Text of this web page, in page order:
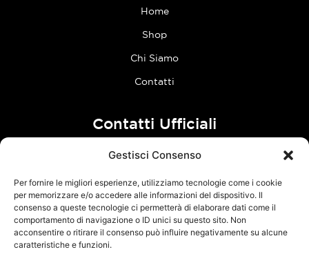
Gestisci Consenso
Per fornire le migliori esperienze, utilizziamo tecnologie come i cookie
per memorizzare e/o accedere alle informazioni del dispositivo. Il
consenso a queste tecnologie ci permetterà di elaborare dati come il
comportamento di navigazione o ID unici su questo sito. Non
acconsentire o ritirare il consenso può influire negativamente su alcune
caratteristiche e funzioni.
Home
Shop
Chi Siamo
Contatti
Contatti Ufficiali
Follow Us
F
I